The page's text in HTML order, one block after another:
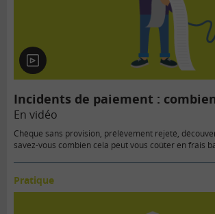
En
vidéo
Incidents de paiement :
En vidéo
Chèque sans provision, prélèvement rejeté,
savez-vous combien cela peut vous coûter en frais
Pratique